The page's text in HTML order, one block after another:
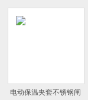
电动保温夹套不锈钢闸